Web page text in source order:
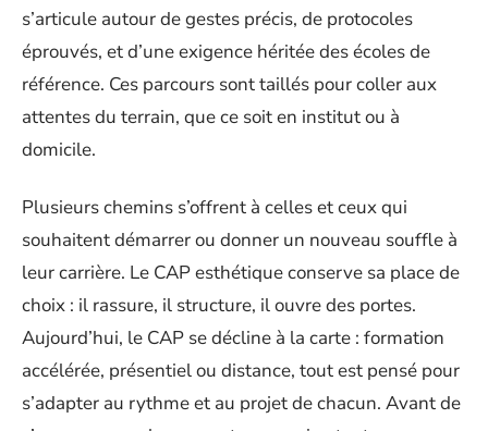
s’articule autour de gestes précis, de protocoles
éprouvés, et d’une exigence héritée des écoles de
référence. Ces parcours sont taillés pour coller aux
attentes du terrain, que ce soit en institut ou à
domicile.
Plusieurs chemins s’offrent à celles et ceux qui
souhaitent démarrer ou donner un nouveau souffle à
leur carrière. Le CAP esthétique conserve sa place de
choix : il rassure, il structure, il ouvre des portes.
Aujourd’hui, le CAP se décline à la carte : formation
accélérée, présentiel ou distance, tout est pensé pour
s’adapter au rythme et au projet de chacun. Avant de